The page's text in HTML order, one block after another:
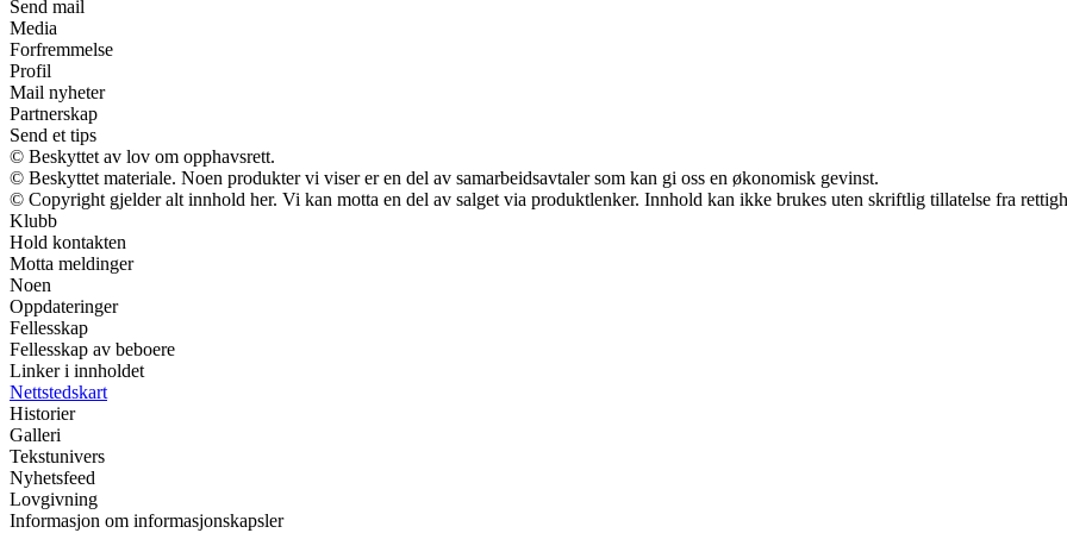
Send mail
Media
Forfremmelse
Profil
Mail nyheter
Partnerskap
Send et tips
© Beskyttet av lov om opphavsrett.
© Beskyttet materiale. Noen produkter vi viser er en del av samarbeidsavtaler som kan gi oss en økonomisk gevinst.
© Copyright gjelder alt innhold her. Vi kan motta en del av salget via produktlenker. Innhold kan ikke brukes uten skriftlig tillatelse fra
Klubb
Hold kontakten
Motta meldinger
Noen
Oppdateringer
Fellesskap
Fellesskap av beboere
Linker i innholdet
Nettstedskart
Historier
Galleri
Tekstunivers
Nyhetsfeed
Lovgivning
Informasjon om informasjonskapsler